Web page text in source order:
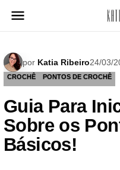
para
por Katia Ribeiro24/03/
CROCHÊ PONTOS DE CROCHÊ
Guia Para
Sobre os
Básicos!